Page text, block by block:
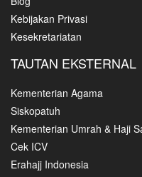
Kebijakan Privasi
Kesekretariatan
TAUTAN EKSTERNAL
Kementerian Agama
Siskopatuh
Kementerian Umrah & Haji
Cek ICV
Erahajj Indonesia